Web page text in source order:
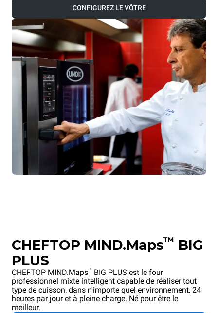
CONFIGUREZ LE VÔTRE
CHEFTOP MIND.Maps™ BIG
PLUS
CHEFTOP MIND.Maps™ BIG PLUS est le four
professionnel mixte intelligent capable de réaliser tout
type de cuisson, dans n'importe quel environnement, 24
heures par jour et à pleine charge. Né pour être le
meilleur.